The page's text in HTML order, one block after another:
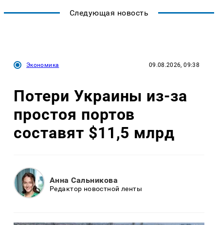
Следующая новость
Экономика 09.08.2026, 09:38
Потери Украины из-за
простоя портов
составят $11,5 млрд
Анна Сальникова
Редактор новостной ленты